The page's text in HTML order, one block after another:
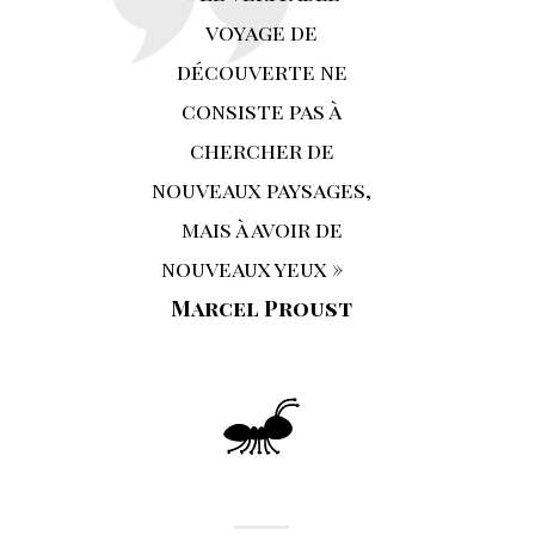
voyage de
découverte ne
consiste pas à
chercher de
nouveaux paysages,
mais à avoir de
nouveaux yeux »
Marcel Proust